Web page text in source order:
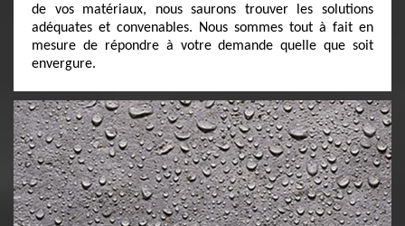
de vos matériaux, nous saurons trouver les solutions
adéquates et convenables. Nous sommes tout à fait en
mesure de répondre à votre demande quelle que soit
envergure.